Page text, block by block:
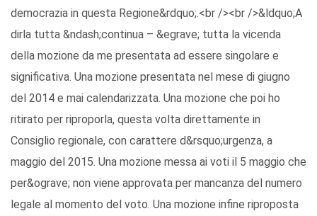
democrazia in questa Regione&rdquo;.<br /><br />&ldquo;A
dirla tutta &ndash;continua – &egrave; tutta la vicenda
della mozione da me presentata ad essere singolare e
significativa. Una mozione presentata nel mese di giugno
del 2014 e mai calendarizzata. Una mozione che poi ho
ritirato per riproporla, questa volta direttamente in
Consiglio regionale, con carattere d&rsquo;urgenza, a
maggio del 2015. Una mozione messa ai voti il 5 maggio che
per&ograve; non viene approvata per mancanza del numero
legale al momento del voto. Una mozione infine riproposta